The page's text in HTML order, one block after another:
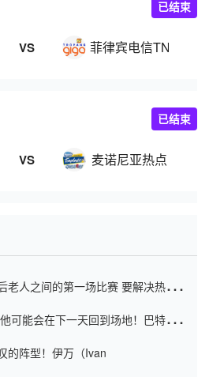
VS 菲律宾电信TNT
已结束
VS 麦诺尼亚热点
已结束
老人之间的第一场比赛 要解决热情的
可能会在下一天回到场地！巴特勒迈
的阵型！伊万（Ivan